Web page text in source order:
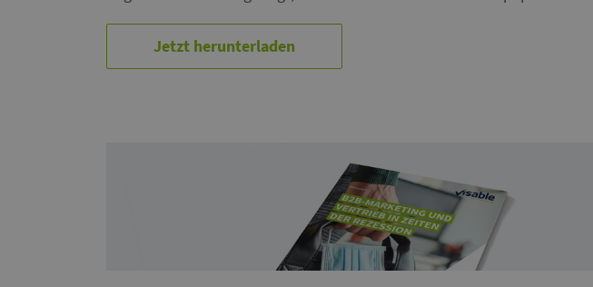
Jetzt herunterladen